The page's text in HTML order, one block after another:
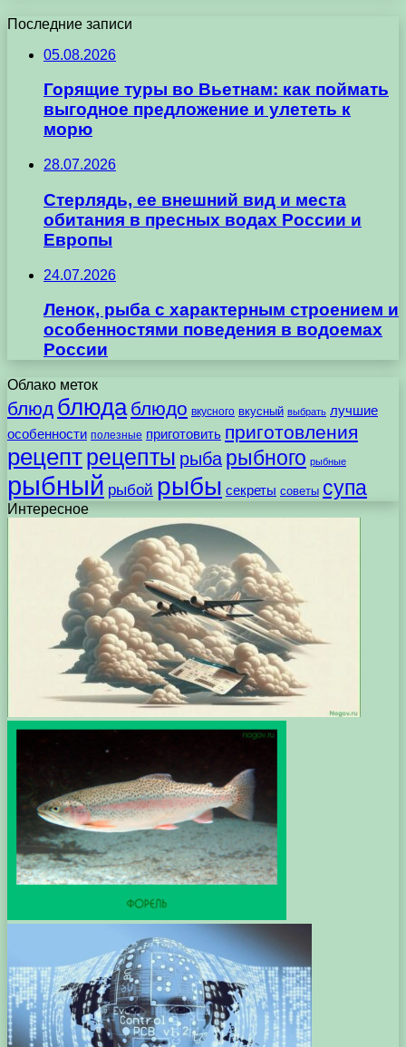
Последние записи
05.08.2026
Горящие туры во Вьетнам: как поймать
выгодное предложение и улететь к
морю
28.07.2026
Стерлядь, ее внешний вид и места
обитания в пресных водах России и
Европы
24.07.2026
Ленок, рыба с характерным строением и
особенностями поведения в водоемах
России
Облако меток
блюд блюда блюдо вкусного вкусный выбрать лучшие
особенности полезные приготовить приготовления
рецептрецепты рыба рыбного рыбные
рыбный рыбой рыбы секреты советы супа
Интересное